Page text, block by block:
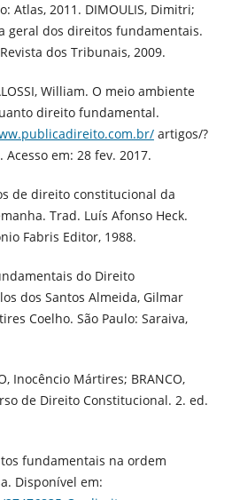
Atlas, 2011. DIMOULIS, Dimitri;
geral dos direitos fundamentais.
dos Tribunais, 2009.
William. O meio ambiente
direito fundamental.
artigos/?
em: 28 fev. 2017.
de direito constitucional da
Trad. Luís Afonso Heck.
Fabris Editor, 1988.
do Direito
dos Santos Almeida, Gilmar
Coelho. São Paulo: Saraiva,
Inocêncio Mártires; BRANCO,
de Direito Constitucional. 2. ed.
fundamentais na ordem
Disponível em: